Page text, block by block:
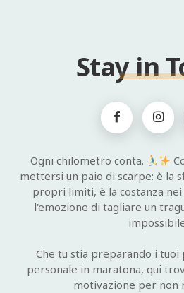
Stay in
Ogni chilometro conta.
mettersi un paio di scarpe: è la
propri limiti, è la costanza
l'emozione di tagliare un
Che tu stia preparando i
personale in maratona, qui
motivazione per non